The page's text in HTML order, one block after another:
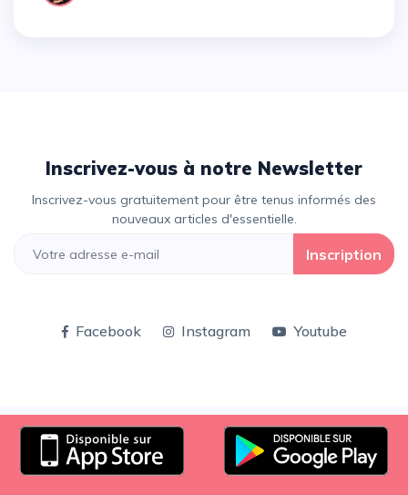
Inscrivez-vous à notre Newsletter
Inscrivez-vous gratuitement pour être tenus informés des
nouveaux articles d'essentielle.
Inscription
Facebook Instagram Youtube